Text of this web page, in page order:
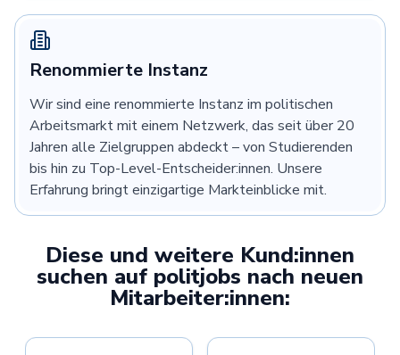
Renommierte Instanz
Wir sind eine renommierte Instanz im politischen
Arbeitsmarkt mit einem Netzwerk, das seit über 20
Jahren alle Zielgruppen abdeckt – von Studierenden
bis hin zu Top-Level-Entscheider:innen. Unsere
Erfahrung bringt einzigartige Markteinblicke mit.
Diese und weitere Kund:innen
suchen auf politjobs nach neuen
Mitarbeiter:innen: